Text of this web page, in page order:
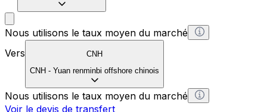
Nous utilisons le taux moyen du marché
Vers
CNH
CNH - Yuan renminbi offshore chinois
Nous utilisons le taux moyen du marché
Voir le devis de transfert